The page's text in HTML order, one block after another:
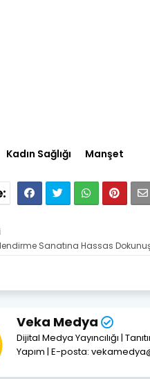
Kadın Sağlığı Manşet
Sanatına Hassas
Veka Medya
Dijital Medya Yayıncılığı |
Yapım | E-posta: